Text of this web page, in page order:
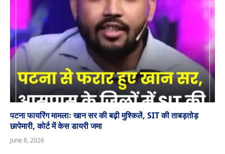
पटना फायरिंग मामलाः खान सर की बढ़ी मुश्किलें, SIT की ताबड़तोड़
छापेमारी, कोर्ट में केस डायरी जमा
June 8, 2026